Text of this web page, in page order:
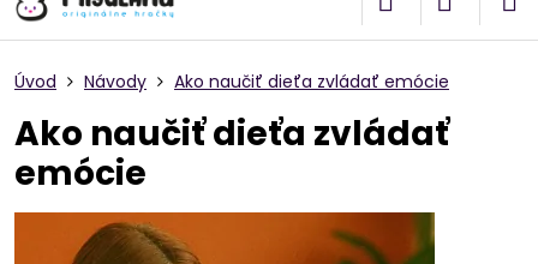
Úvod Návody Ako naučiť dieťa zvládať emócie
Ako naučiť dieťa zvládať
emócie